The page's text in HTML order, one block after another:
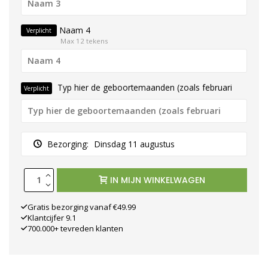
Verplicht Naam 4
Max 12 tekens
Verplicht Typ hier de geboortemaanden (zoals februari
Bezorging: Dinsdag 11 augustus
IN MIJN WINKELWAGEN
Gratis bezorging vanaf €49.99
Klantcijfer 9.1
700.000+ tevreden klanten